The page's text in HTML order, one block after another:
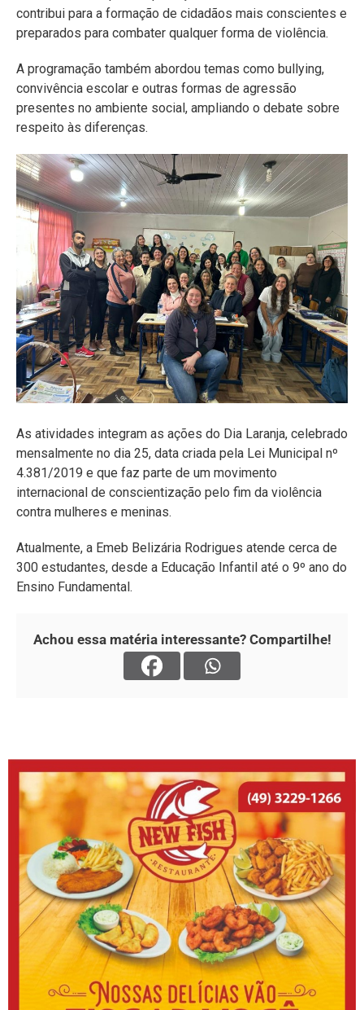
contribui para a formação de cidadãos mais conscientes e
preparados para combater qualquer forma de violência.
A programação também abordou temas como bullying,
convivência escolar e outras formas de agressão
presentes no ambiente social, ampliando o debate sobre
respeito às diferenças.
As atividades integram as ações do Dia Laranja, celebrado
mensalmente no dia 25, data criada pela Lei Municipal nº
4.381/2019 e que faz parte de um movimento
internacional de conscientização pelo fim da violência
contra mulheres e meninas.
Atualmente, a Emeb Belizária Rodrigues atende cerca de
300 estudantes, desde a Educação Infantil até o 9º ano do
Ensino Fundamental.
Achou essa matéria interessante? Compartilhe!